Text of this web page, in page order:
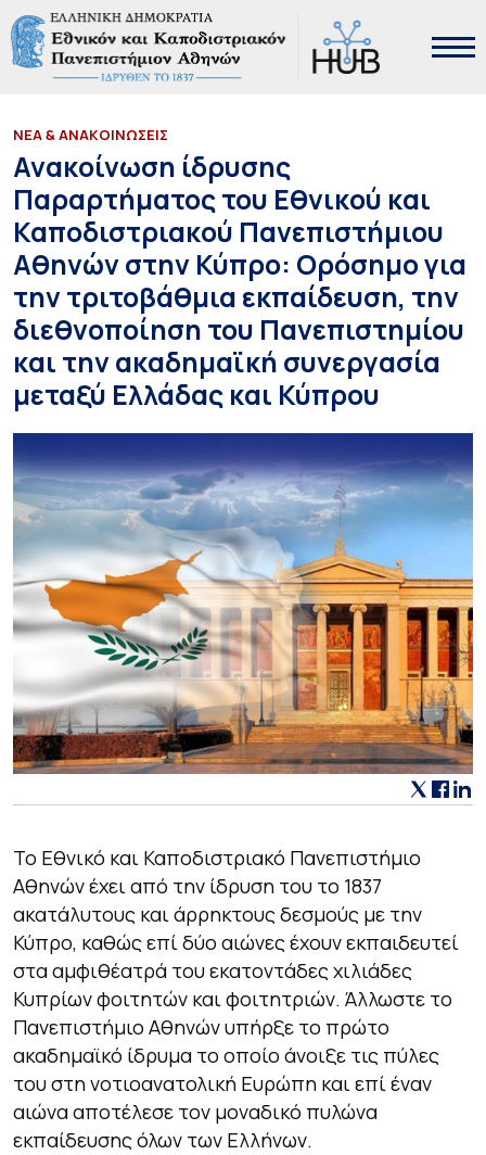
ΝΕΑ & ΑΝΑΚΟΙΝΩΣΕΙΣ
Ανακοίνωση ίδρυσης
Παραρτήματος του Εθνικού και
Καποδιστριακού Πανεπιστήμιου
Αθηνών στην Κύπρο: Ορόσημο για
την τριτοβάθμια εκπαίδευση, την
διεθνοποίηση του Πανεπιστημίου
και την ακαδημαϊκή συνεργασία
μεταξύ Ελλάδας και Κύπρου
Το Εθνικό και Καποδιστριακό Πανεπιστήμιο
Αθηνών έχει από την ίδρυση του το 1837
ακατάλυτους και άρρηκτους δεσμούς με την
Κύπρο, καθώς επί δύο αιώνες έχουν εκπαιδευτεί
στα αμφιθέατρά του εκατοντάδες χιλιάδες
Κυπρίων φοιτητών και φοιτητριών. Άλλωστε το
Πανεπιστήμιο Αθηνών υπήρξε το πρώτο
ακαδημαϊκό ίδρυμα το οποίο άνοιξε τις πύλες
του στη νοτιοανατολική Ευρώπη και επί έναν
αιώνα αποτέλεσε τον μοναδικό πυλώνα
εκπαίδευσης όλων των Ελλήνων.